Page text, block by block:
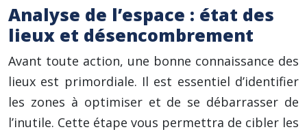
Analyse de l’espace : état des
lieux et désencombrement
Avant toute action, une bonne connaissance des
lieux est primordiale. Il est essentiel d’identifier
les zones à optimiser et de se débarrasser de
l’inutile. Cette étape vous permettra de cibler les